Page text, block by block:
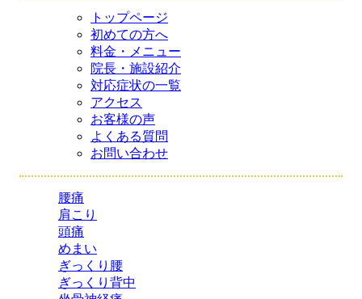
トップページ
初めての方へ
料金・メニュー
院長・施設紹介
対応症状の一覧
アクセス
お客様の声
よくある質問
お問い合わせ
腰痛
肩こり
頭痛
めまい
ぎっくり腰
ぎっくり背中